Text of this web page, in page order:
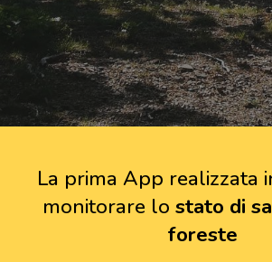
La prima App realizzata
monitorare lo stato di
foreste